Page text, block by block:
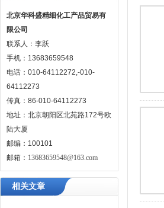
北京华科盛精细化工产品贸易有
限公司
联系人：李跃
手机：13683659548
电话：010-64112272,-010-
64112273
传真：86-010-64112273
地址：北京朝阳区北苑路172号欧
陆大厦
邮编：100101
邮箱： 13683659548@163.com
相关文章